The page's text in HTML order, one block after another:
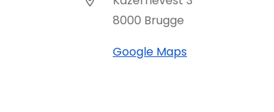
8000 Brugge
Google Maps